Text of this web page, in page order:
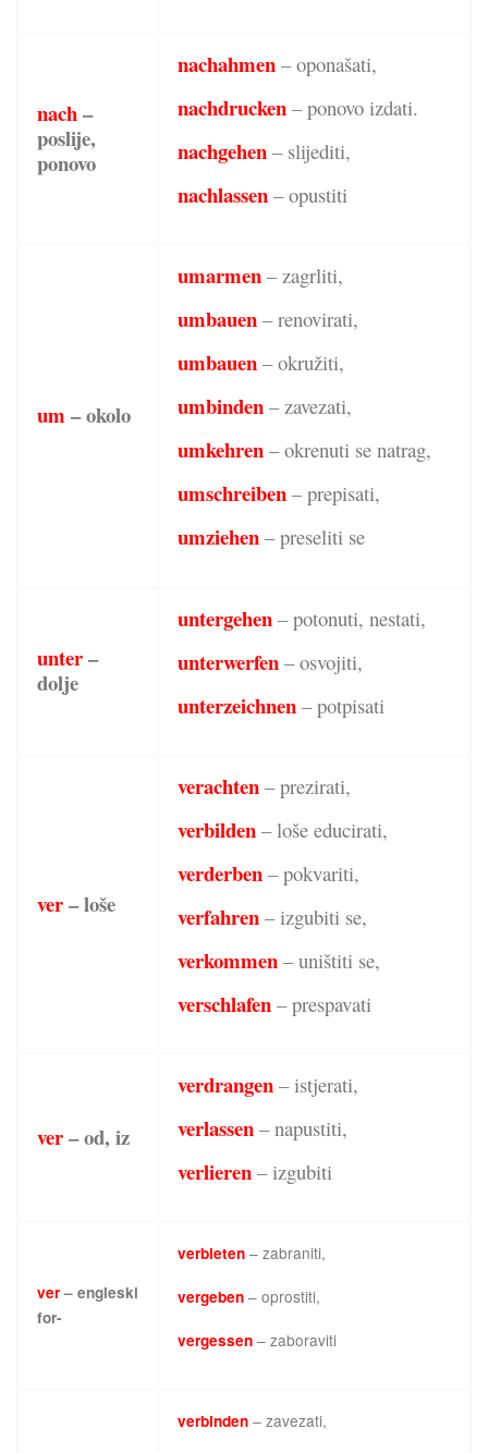
nach–
poslije,
ponovo
nachahmen – oponašati,
nachdrucken – ponovo izdati.
nachgehen – slijediti,
nachlassen – opustiti
um – okolo
umarmen – zagrliti,
umbauen – renovirati,
umbauen – okružiti,
umbinden – zavezati,
umkehren – okrenuti se natrag,
umschreiben – prepisati,
umziehen – preseliti se
unter–
dolje
untergehen – potonuti, nestati,
unterwerfen – osvojiti,
unterzeichnen – potpisati
ver– loše
verachten – prezirati,
verbilden – loše educirati,
verderben – pokvariti,
verfahren – izgubiti se,
verkommen – uništiti se,
verschlafen – prespavati
ver– od, iz
verdrangen – istjerati,
verlassen – napustiti,
verlieren – izgubiti
ver – engleski
for-
verbieten – zabraniti,
vergeben – oprostiti,
vergessen – zaboraviti
verbinden – zavezati,